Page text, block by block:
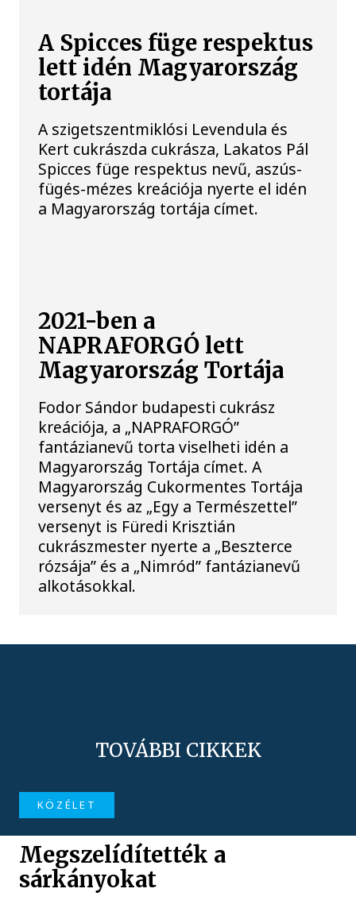
A Spicces füge respektus
lett idén Magyarország
tortája
A szigetszentmiklósi Levendula és
Kert cukrászda cukrásza, Lakatos Pál
Spicces füge respektus nevű, aszús-
fügés-mézes kreációja nyerte el idén
a Magyarország tortája címet.
2021-ben a
NAPRAFORGÓ lett
Magyarország Tortája
Fodor Sándor budapesti cukrász
kreációja, a „NAPRAFORGÓ”
fantázianevű torta viselheti idén a
Magyarország Tortája címet. A
Magyarország Cukormentes Tortája
versenyt és az „Egy a Természettel”
versenyt is Füredi Krisztián
cukrászmester nyerte a „Beszterce
rózsája” és a „Nimród” fantázianevű
alkotásokkal.
TOVÁBBI CIKKEK
KÖZÉLET
Megszelídítették a
sárkányokat